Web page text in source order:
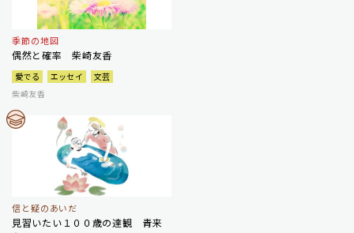
季節の地図
偶然と確率 柴崎友香
愛でる エッセイ
文芸
柴崎友香
信と疑のあいだ
見習いたい１００歳の達観 青来